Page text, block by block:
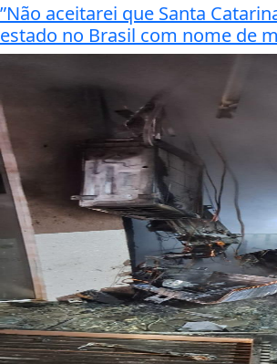
”Não aceitarei que Santa
estado no Brasil com nome de